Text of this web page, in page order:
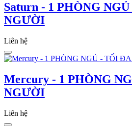
Saturn - 1 PHÒNG
NGƯỜI
Liên hệ
Mercury - 1 PHÒNG
NGƯỜI
Liên hệ